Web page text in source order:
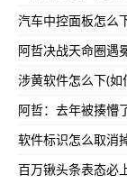
汽车中控面板怎么
阿哲决战天命圈遇
涉黄软件怎么下(
阿哲：去年被揍懵
软件标识怎么取消
百万锹头条表态必